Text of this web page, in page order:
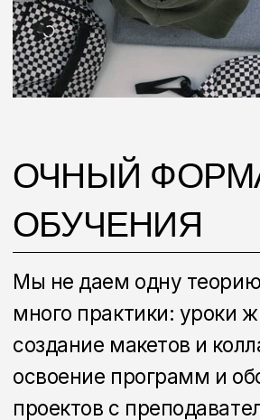
2 года 10 мес
ДИЗАЙН ОДЕЖДЫ